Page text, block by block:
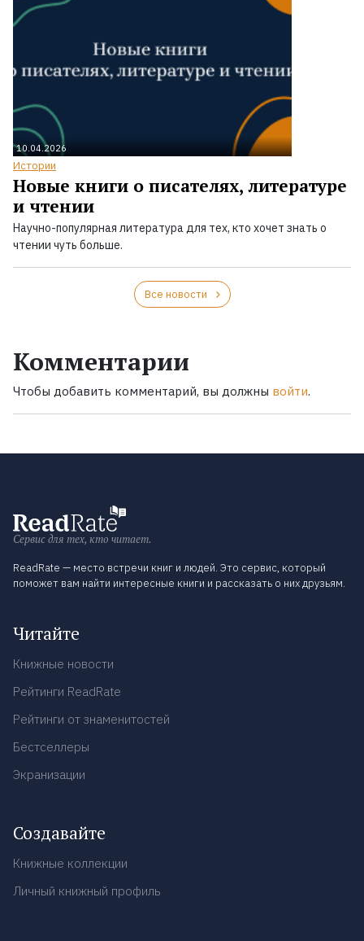
10.04.2026
Истории
Новые книги о писателях, литературе
и чтении
Научно-популярная литература для тех, кто хочет знать о
чтении чуть больше.
Все новости
Комментарии
Чтобы добавить комментарий, вы должны войти.
Сервис для тех, кто читает.
ReadRate — место встречи книг и людей. Это сервис, который
поможет вам найти интересные книги и рассказать о них друзьям.
Читайте
Книжные новости
Рейтинги ReadRate
Рейтинги от знаменитостей
Бестселлеры
Экранизации
Создавайте
Книжные коллекции
Личный книжный профиль